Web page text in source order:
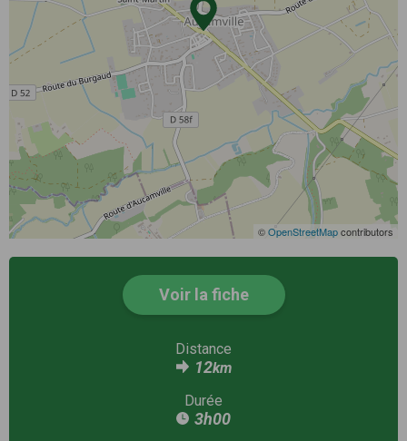
©OpenStreetMapcontributors
Voir la fiche
Distance
12km
Durée
3h00